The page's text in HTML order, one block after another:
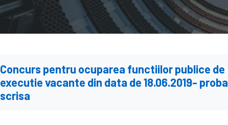
Concurs pentru ocuparea functiilor publice de
executie vacante din data de 18.06.2019- proba
scrisa